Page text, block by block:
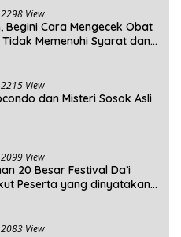
2298 View
Begini Cara Mengecek Obat
Memenuhi Syarat dan
2215 View
dan Misteri Sosok Asli
2099 View
20 Besar Festival Da’i
Peserta yang dinyatakan
2083 View